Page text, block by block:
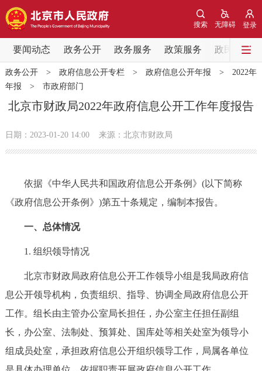
登录
无障碍
搜索
要闻动态 政务公开 政务服务 政策服务 政民互动
要闻动态
党中央精神 国务院信息 中央部委动态
北京要闻 会议信息 部门动态
各区热点
市领导 机构职能 政策服务
决策公开 专题公开
个人服务 法人服务 部门服务
政务公开> 政府信息公开专栏> 政府信息公开年报 > 2022年
年报 > 市政府部门
北京市财政局2022年政府信息公开工作年度报告
日期：2023-01-20 14:00 来源：北京市财政局
依据《中华人民共和国政府信息公开条例》(以下简称
《政府信息公开条例》)第五十条规定，编制本报告。
一、总体情况
1. 组织领导情况
北京市财政局政府信息公开工作领导小组是我局政府信
息公开领导机构，负责组织、指导、协调全局政府信息公开
工作。组长由主管办公室局长担任，办公室主任担任副组
长，办公室、法制处、预算处、国库处等相关处室为领导小
组成员处室，承担政府信息公开组织领导工作，局属各单位